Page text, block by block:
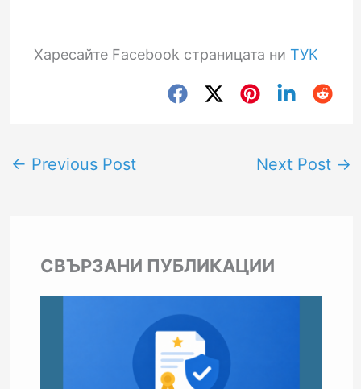
Харесайте Facebook страницата ни ТУК
← Previous Post Next Post →
СВЪРЗАНИ ПУБЛИКАЦИИ